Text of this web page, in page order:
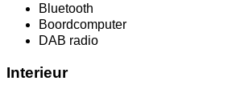
Bluetooth
Boordcomputer
DAB radio
Interieur